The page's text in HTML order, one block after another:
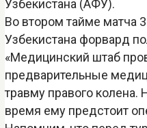
Узбекистана (АФУ).
Во втором тайме матча
Узбекистана форвард
«Медицинский штаб
предварительные
травму правого
время ему предстоит